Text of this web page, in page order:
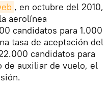
, en octubre del 2010,
aerolínea
candidatos para 1.000
tasa de aceptación del
candidatos para
de auxiliar de vuelo, el